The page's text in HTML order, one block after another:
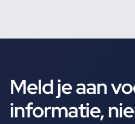
Meld je aan
informatie,